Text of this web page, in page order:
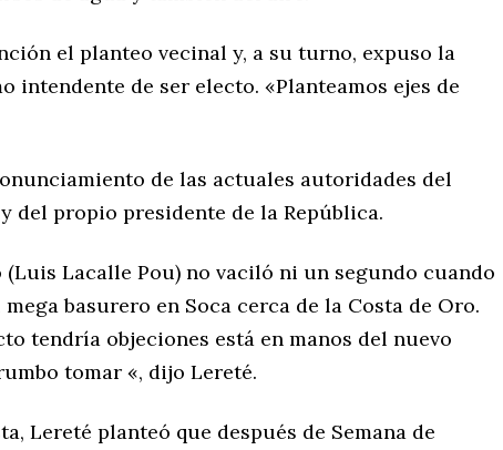
el planteo vecinal y, a su turno, expuso la
intendente de ser electo. «Planteamos ejes de
de las actuales autoridades del
del propio presidente de la República.
Lacalle Pou) no vaciló ni un segundo cuando
basurero en Soca cerca de la Costa de Oro.
tendría objeciones está en manos del nuevo
tomar «, dijo Lereté.
Lereté planteó que después de Semana de